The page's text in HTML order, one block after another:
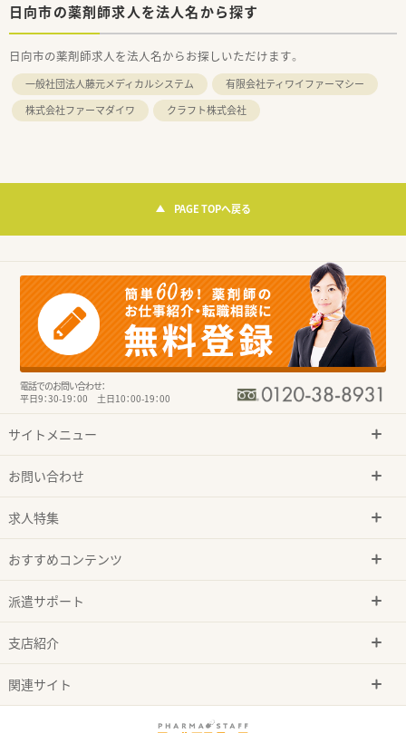
日向市の薬剤師求人を法人名から探す
日向市の薬剤師求人を法人名からお探しいただけます。
一般社団法人藤元メディカルシステム
有限会社ティワイファーマシー
株式会社ファーマダイワ
クラフト株式会社
PAGE TOPへ戻る
電話でのお問い合わせ：
平日9：30-19：00 土日10：00-19：00
サイトメニュー
お問い合わせ
求人特集
おすすめコンテンツ
派遣サポート
支店紹介
関連サイト